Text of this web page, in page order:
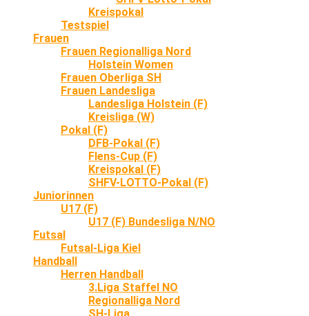
Kreispokal
Testspiel
Frauen
Frauen Regionalliga Nord
Holstein Women
Frauen Oberliga SH
Frauen Landesliga
Landesliga Holstein (F)
Kreisliga (W)
Pokal (F)
DFB-Pokal (F)
Flens-Cup (F)
Kreispokal (F)
SHFV-LOTTO-Pokal (F)
Juniorinnen
U17 (F)
U17 (F) Bundesliga N/NO
Futsal
Futsal-Liga Kiel
Handball
Herren Handball
3.Liga Staffel NO
Regionalliga Nord
SH-Liga